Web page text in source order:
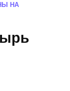
НА